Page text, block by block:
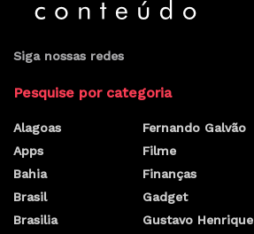
Siga nossas redes
Pesquise por categoria
Alagoas
Apps
Bahia
Brasil
Brasilia
Fernando Galvão
Filme
Finanças
Gadget
Gustavo Henrique